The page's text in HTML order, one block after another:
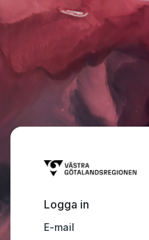
Logga in
E-mail